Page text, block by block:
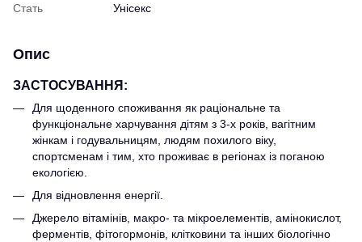
Стать Унісекс
Опис
ЗАСТОСУВАННЯ:
Для щоденного споживання як раціональне та
функціональне харчування дітям з 3-х років, вагітним
жінкам і годувальницям, людям похилого віку,
спортсменам і тим, хто проживає в регіонах із поганою
екологією.
Для відновлення енергії.
Джерело вітамінів, макро- та мікроелементів, амінокислот,
ферментів, фітогормонів, клітковини та інших біологічно